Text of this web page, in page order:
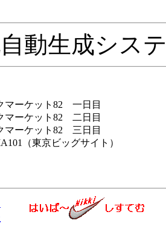
動生成シス
マーケット82 一日目
マーケット82 二日目
マーケット82 三日目
（東京ビッグサイト）